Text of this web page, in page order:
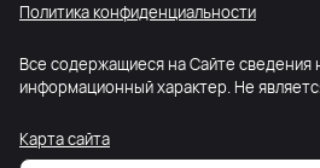
Политика конфиденциальности
Все содержащиеся на Сайте сведения
информационный характер. Не
Карта сайта